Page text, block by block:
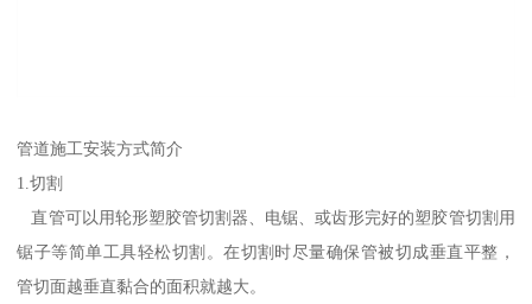
管道施工安装方式简介
1.切割
直管可以用轮形塑胶管切割器、电锯、或齿形完好的塑胶管切割用
锯子等简单工具轻松切割。在切割时尽量确保管被切成垂直平整，
管切面越垂直黏合的面积就越大。